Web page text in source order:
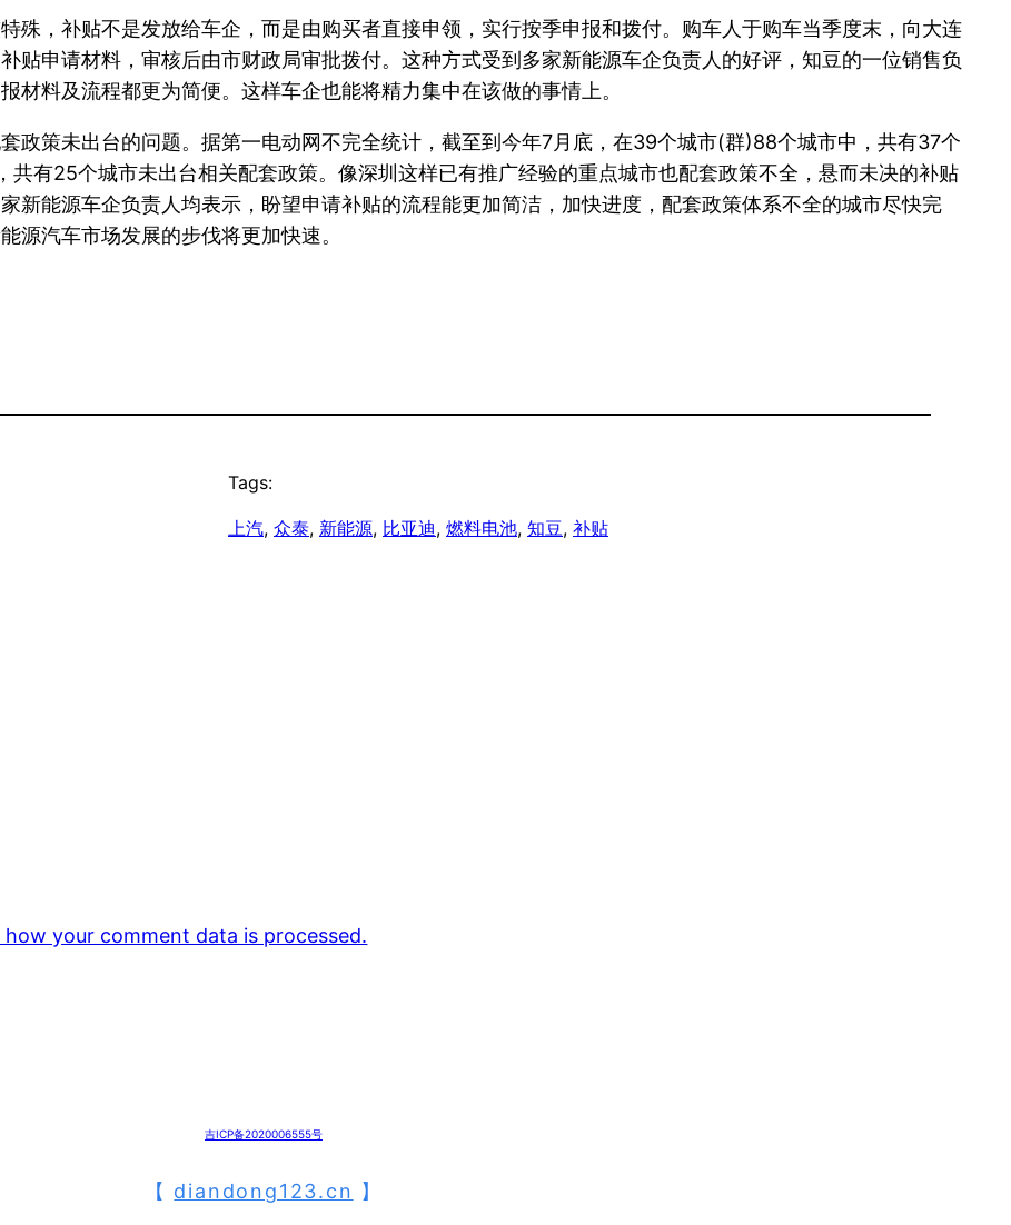
殊，补贴不是发放给车企，而是由购买者直接申领，实行按季申报和拨付。购车人于购车当季度末，向大连
贴申请材料，审核后由市财政局审批拨付。这种方式受到多家新能源车企负责人的好评，知豆的一位销售负
材料及流程都更为简便。这样车企也能将精力集中在该做的事情上。
政策未出台的问题。据第一电动网不完全统计，截至到今年7月底，在39个城市(群)88个城市中，共有37个
有25个城市未出台相关配套政策。像深圳这样已有推广经验的重点城市也配套政策不全，悬而未决的补贴
新能源车企负责人均表示，盼望申请补贴的流程能更加简洁，加快进度，配套政策体系不全的城市尽快完
源汽车市场发展的步伐将更加快速。
Tags:
上汽, 众泰, 新能源, 比亚迪, 燃料电池, 知豆, 补贴
how your comment data is processed.
吉ICP备2020006555号
【 diandong123.cn 】